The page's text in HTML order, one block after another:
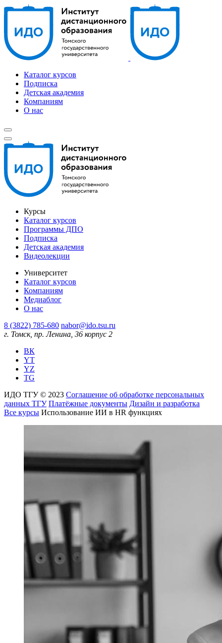
Каталог курсов
Подписка
Детская академия
Компаниям
О нас
Курсы
Каталог курсов
Программы ДПО
Подписка
Детская академия
Видеолекции
Университет
Каталог курсов
Компаниям
Медиаблог
О нас
8 (3822) 785-680 nabor@ido.tsu.ru
г. Томск, пр. Ленина, 36 корпус 2
ВК
YT
YZ
TG
ИДО ТГУ © 2023 Соглашение об обработке персональных
данных ТГУ Платёжные документы Дизайн и разработка
Все курсы Использование ИИ в HR функциях